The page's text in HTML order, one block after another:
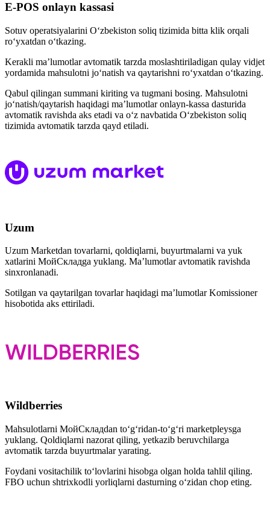
E-POS onlayn kassasi
Sotuv operatsiyalarini O‘zbekiston soliq tizimida bitta klik orqali
ro‘yxatdan o‘tkazing.
Kerakli ma’lumotlar avtomatik tarzda moslashtiriladigan qulay vidjet
yordamida mahsulotni jo‘natish va qaytarishni ro‘yxatdan o‘tkazing.
Qabul qilingan summani kiriting va tugmani bosing. Mahsulotni
jo‘natish/qaytarish haqidagi ma’lumotlar onlayn-kassa dasturida
avtomatik ravishda aks etadi va o‘z navbatida O‘zbekiston soliq
tizimida avtomatik tarzda qayd etiladi.
Uzum
Uzum Marketdan tovarlarni, qoldiqlarni, buyurtmalarni va yuk
xatlarini МойСкладga yuklang. Ma’lumotlar avtomatik ravishda
sinxronlanadi.
Sotilgan va qaytarilgan tovarlar haqidagi ma’lumotlar Komissioner
hisobotida aks ettiriladi.
Wildberries
Mahsulotlarni МойСкладdan to‘g‘ridan-to‘g‘ri marketpleysga
yuklang. Qoldiqlarni nazorat qiling, yetkazib beruvchilarga
avtomatik tarzda buyurtmalar yarating.
Foydani vositachilik to‘lovlarini hisobga olgan holda tahlil qiling.
FBO uchun shtrixkodli yorliqlarni dasturning o‘zidan chop eting.